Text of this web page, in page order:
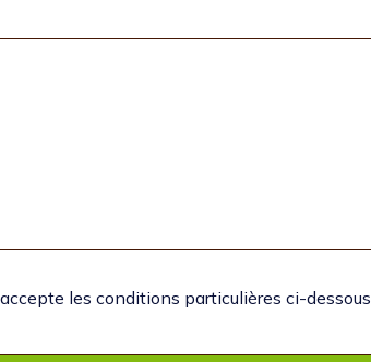
les conditions particulières ci-